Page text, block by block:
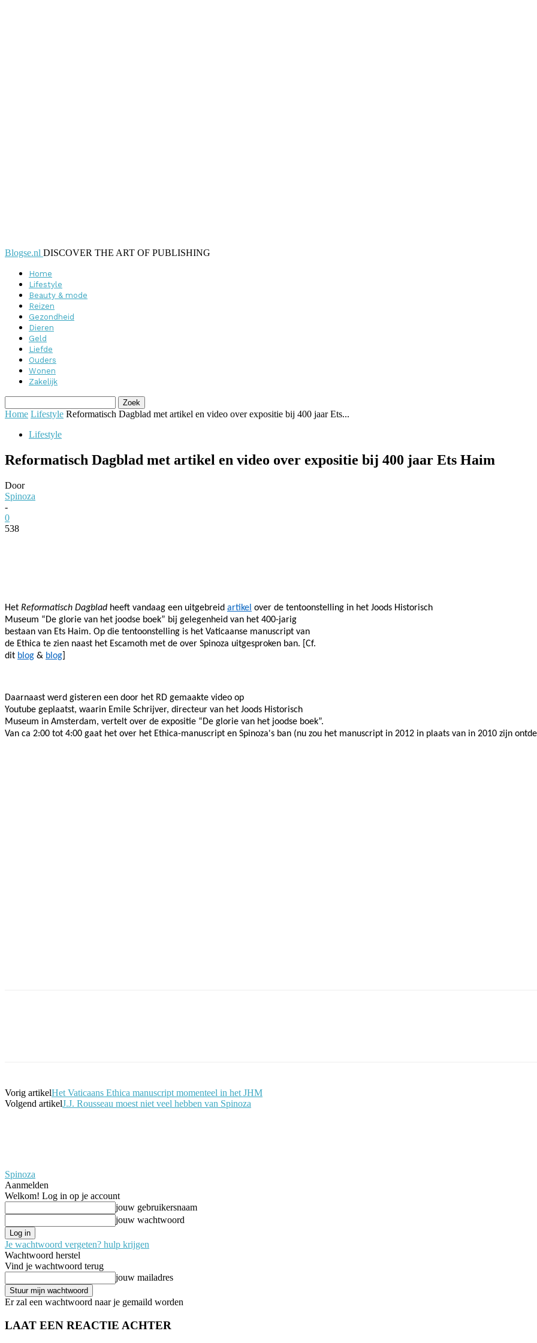
Blogse.nl DISCOVER THE ART OF PUBLISHING
Home
Lifestyle
Beauty & mode
Reizen
Gezondheid
Dieren
Geld
Liefde
Ouders
Wonen
Zakelijk
Home Lifestyle Reformatisch Dagblad met artikel en video over expositie bij 400 jaar Ets...
Lifestyle
Reformatisch Dagblad met artikel en video over expositie bij 400 jaar Ets Haim
Door
Spinoza
-
0
538
Het Reformatisch Dagblad heeft vandaag een uitgebreid artikel over de tentoonstelling in het Joods Historisch
Museum “De glorie van het joodse boek” bij gelegenheid van het 400-jarig
bestaan van Ets Haim. Op die tentoonstelling is het Vaticaanse manuscript van
de Ethica te zien naast het Escamoth met de over Spinoza uitgesproken ban. [Cf.
dit blog & blog
Daarnaast werd gisteren een door het RD gemaakte video op
Youtube geplaatst, waarin Emile Schrijver, directeur van het Joods Historisch
Museum in Amsterdam, vertelt over de expositie “De glorie van het joodse boek”.
Van ca 2:00 tot 4:00 gaat het over het Ethica-manuscript en Spinoza's ban (nu zou het manuscript in 2012 in plaats van in 2010 zijn
Vorig artikelHet Vaticaans Ethica manuscript momenteel in het JHM
Volgend artikelJ.J. Rousseau moest niet veel hebben van Spinoza
Spinoza
Aanmelden
Welkom! Log in op je account
jouw gebruikersnaam
jouw wachtwoord
Je wachtwoord vergeten? hulp krijgen
Wachtwoord herstel
Vind je wachtwoord terug
jouw mailadres
Er zal een wachtwoord naar je gemaild worden
LAAT EEN REACTIE ACHTER